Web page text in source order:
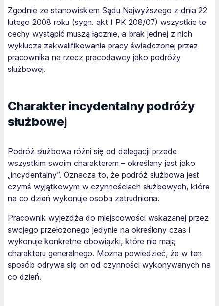
Zgodnie ze stanowiskiem Sądu Najwyższego z dnia 22
lutego 2008 roku (sygn. akt I PK 208/07) wszystkie te
cechy wystąpić muszą łącznie, a brak jednej z nich
wyklucza zakwalifikowanie pracy świadczonej przez
pracownika na rzecz pracodawcy jako podróży
służbowej.
Charakter incydentalny podróży
służbowej
Podróż służbowa różni się od delegacji przede
wszystkim swoim charakterem – określany jest jako
„incydentalny”. Oznacza to, że podróż służbowa jest
czymś wyjątkowym w czynnościach służbowych, które
na co dzień wykonuje osoba zatrudniona.
Pracownik wyjeżdża do miejscowości wskazanej przez
swojego przełożonego jedynie na określony czas i
wykonuje konkretne obowiązki, które nie mają
charakteru generalnego. Można powiedzieć, że w ten
sposób odrywa się on od czynności wykonywanych na
co dzień.